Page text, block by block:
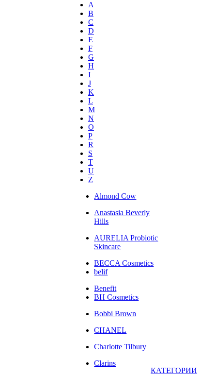
A
B
C
D
E
F
G
H
I
J
K
L
M
N
O
P
R
S
T
U
Z
Almond Cow
Anastasia Beverly
Hills
AURELIA Probiotic
Skincare
BECCA Cosmetics
belif
Benefit
BH Cosmetics
Bobbi Brown
CHANEL
Charlotte Tilbury
Clarins
КАТЕГОРИИ